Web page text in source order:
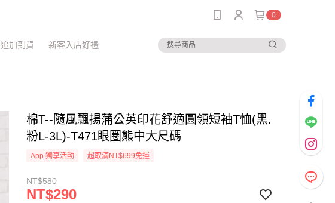
0
追加到貨 新客入店好禮
棉T--隨風飄揚蒲公英印花舒適圓領短袖T恤(黑.
粉L-3L)-T471眼圈熊中大尺碼
App 獨享活動 超取滿NT$699免運
NT$580
NT$290